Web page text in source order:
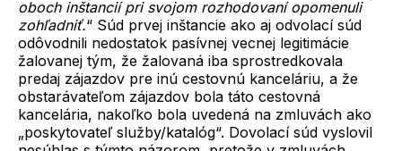
oboch inštancií pri svojom rozhodovaní opomenuli
zohľadniť.“ Súd prvej inštancie ako aj odvolací súd
odôvodnili nedostatok pasívnej vecnej legitimácie
žalovanej tým, že žalovaná iba sprostredkovala
predaj zájazdov pre inú cestovnú kanceláriu, a že
obstarávateľom zájazdov bola táto cestovná
kancelária, nakoľko bola uvedená na zmluvách ako
„poskytovateľ služby/katalóg“. Dovolací súd vyslovil